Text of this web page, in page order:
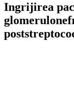
Ingrijirea